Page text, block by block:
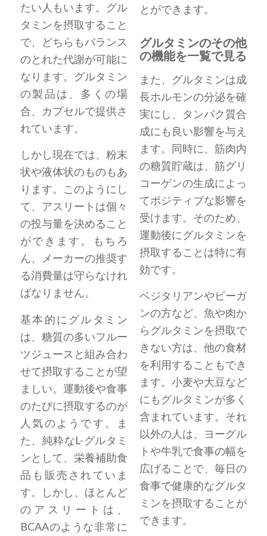
たい人もいます。グル
タミンを摂取すること
で、どちらもバランス
のとれた代謝が可能に
なります。グルタミン
の製品は、多くの場
合、カプセルで提供さ
れています。
しかし現在では、粉末
状や液体状のものもあ
ります。このようにし
て、アスリートは個々
の投与量を決めること
ができます。もちろ
ん、メーカーの推奨す
る消費量は守らなけれ
ばなりません。
基本的にグルタミン
は、糖質の多いフルー
ツジュースと組み合わ
せて摂取することが望
ましい。運動後や食事
のたびに摂取するのが
人気のようです。ま
た、純粋なL-グルタミ
ンとして、栄養補助食
品も販売されていま
す。しかし、ほとんど
のアスリートは、
BCAAのような非常に
とができます。
グルタミンのその他
の機能を一覧で見る
また、グルタミンは成
長ホルモンの分泌を確
実にし、タンパク質合
成にも良い影響を与え
ます。同時に、筋肉内
の糖質貯蔵は、筋グリ
コーゲンの生成によっ
てポジティブな影響を
受けます。そのため、
運動後にグルタミンを
摂取することは特に有
効です。
ベジタリアンやビーガ
ンの方など、魚や肉か
らグルタミンを摂取で
きない方は、他の食材
を利用することもでき
ます。小麦や大豆など
にもグルタミンが多く
含まれています。それ
以外の人は、ヨーグル
トや牛乳で食事の幅を
広げることで、毎日の
食事で健康的なグルタ
ミンを摂取することが
できます。